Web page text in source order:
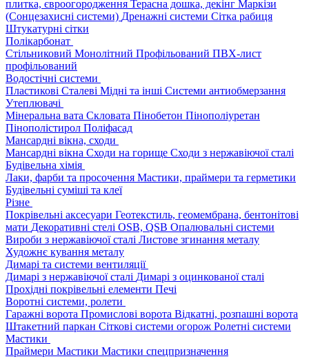
плитка, євроогородження Терасна дошка, декінг Маркізи
(Сонцезахисні системи) Дренажні системи Сітка рабиця
Штукатурні сітки
Полікарбонат
Стільниковий Монолітний Профільований ПВХ-лист
профільований
Водостічні системи
Пластикові Сталеві Мідні та інші Системи антиобмерзання
Утеплювачі
Мінеральна вата Скловата Пінобетон Пінополіуретан
Пінополістирол Поліфасад
Мансардні вікна, сходи
Мансардні вікна Сходи на горище Сходи з нержавіючої сталі
Будівельна хімія
Лаки, фарби та просочення Мастики, праймери та герметики
Будівельні суміші та клеї
Різне
Покрівельні аксесуари Геотекстиль, геомембрана, бентонітові
мати Декоративні стелі OSB, QSB Опалювальні системи
Вироби з нержавіючої сталі Листове згинання металу
Художнє кування металу
Димарі та системи вентиляції
Димарі з нержавіючої сталі Димарі з оцинкованої сталі
Прохідні покрівельні елементи Печі
Воротні системи, ролети
Гаражні ворота Промислові ворота Відкатні, розпашні ворота
Штакетний паркан Сіткові системи огорож Ролетні системи
Мастики
Праймери Мастики Мастики спецпризначення